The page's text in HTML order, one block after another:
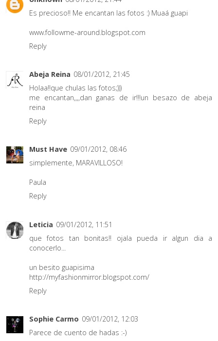
Es precioso!! Me encantan las fotos :) Muaá guapi
www.followme-around.blogspot.com
Reply
Abeja Reina 08/01/2012, 21:45
Holaa!!que chulas las fotos;)))
me encantan,,,,dan ganas de ir!!!un besazo de abeja
reina
Reply
Must Have 09/01/2012, 08:46
simplemente, MARAVILLOSO!
Paula
Reply
Leticia 09/01/2012, 11:51
que fotos tan bonitas!! ojala pueda ir algun dia a
conocerlo...
un besito guapisima
http://myfashionmirror.blogspot.com/
Reply
Sophie Carmo 09/01/2012, 12:03
Parece de cuento de hadas :-)